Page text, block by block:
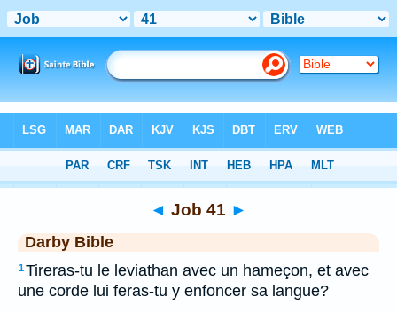
◄ Job 41 ►
Darby Bible
1Tireras-tu le leviathan avec un hameçon, et avec
une corde lui feras-tu y enfoncer sa langue?